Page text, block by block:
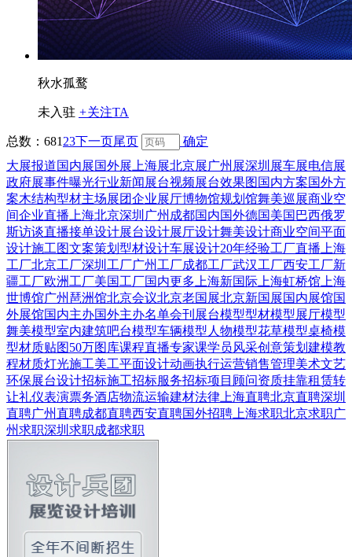
秋水孤鹜
未入驻 +关注TA
总数：68123下一页尾页
确定
大展报道国内展国外展上海展北京展广州展深圳展车展电信展
政府展事件曝光行业新闻展台视频展台效果图 国内方案国外方
案木结构型材主场展团企业展厅博物馆规划馆舞美巡展商业空
间企业直播上海北京深圳 广州 成都国内国外德国美国 巴西俄罗
斯访谈直播接单设计展台设计展厅设计舞美设计商业空间平面
设计施工图文案策划 型材设计车展设计20年经验工厂直播上海
工厂北京工厂深圳工厂广州工厂成都工厂武汉工厂西安工厂新
疆工厂欧洲工厂美国工厂国内更多上海新国际上海虹桥馆上海
世博馆广州琶洲馆北京会议北京老国展北京新国展国内展馆国
外展馆国内主办国外主办名单会刊 展台模型型材模型展厅模型
舞美模型室内建筑吧台模型车辆模型人物模型花草模型桌椅模
型材质贴图50万图库课程直播专家课学员风采创意策划 建模教
程材质灯光施工美工平面设计动画执行运营销售管理美术文艺
环保展台设计招标施工招标服务招标项目顾问资质挂靠租赁转
让礼仪表演票务酒店物流运输建材法律上海直聘北京直聘深圳
直聘广州直聘成都直聘西安直聘国外招聘上海求职北京求职广
州求职深圳求职成都求职